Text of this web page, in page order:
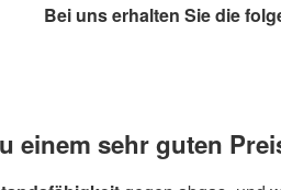
Bei uns erhalten Sie die
einem sehr guten